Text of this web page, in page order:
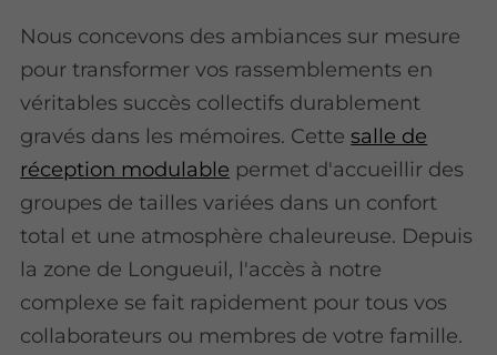
Nous concevons des ambiances sur mesure
pour transformer vos rassemblements en
véritables succès collectifs durablement
gravés dans les mémoires. Cettesalle de
réception modulable permet d'accueillir des
groupes de tailles variées dans un confort
total et une atmosphère chaleureuse. Depuis
la zone de Longueuil, l'accès à notre
complexe se fait rapidement pour tous vos
collaborateurs ou membres de votre famille.